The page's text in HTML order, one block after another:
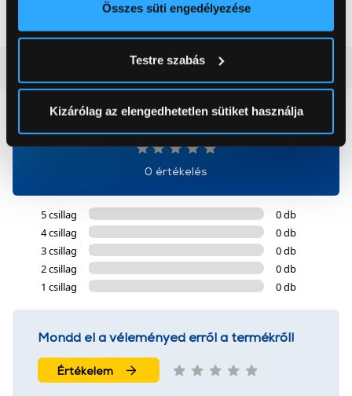
Az Ön készülékén beazonosítása annak konkrét
módjairól és adja meg preferenciáit aRészletek
pontban. Bármikor módosíthatja vagy visszavonhatja a
Sütinyilatkozathoz való hozzájárulását.
cookie-k személyazonosítására nem alkalmasak,
szolgáltatásaink biztosításához szükségesek. Az oldal
használatával Ön elfogadja a cookie-k használatát.
További információk:ÁSZFésAdatvédelem
Összes süti engedélyezése
Testre szabás
Kizárólag az elengedhetetlen sütiket használja
(0)
0
0 értékelés
5 csillag
0 db
4 csillag
0 db
3 csillag
0 db
2 csillag
0 db
1 csillag
0 db
Mondd el a véleményed erről a termékről!
Értékelem